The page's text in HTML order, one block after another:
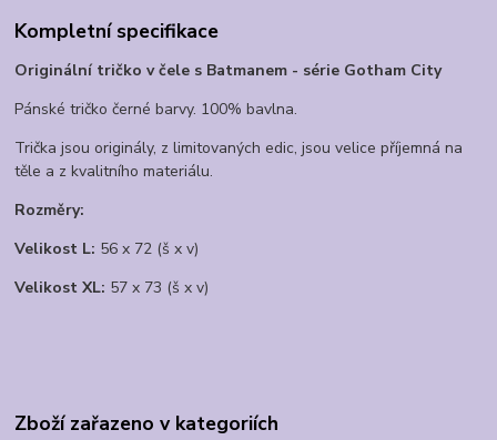
Kompletní specifikace
Originální tričko v čele s Batmanem - série Gotham City
Pánské tričko černé barvy. 100% bavlna.
Trička jsou originály, z limitovaných edic, jsou velice příjemná na
těle a z kvalitního materiálu.
Rozměry:
Velikost L: 56 x 72 (š x v)
Velikost XL: 57 x 73 (š x v)
Zboží zařazeno v kategoriích